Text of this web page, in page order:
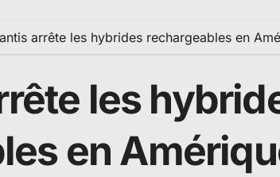
arrête les hybrides rechargeables en
les
en